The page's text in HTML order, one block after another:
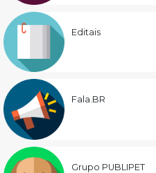
Editais
Fala.BR
Grupo PUBLIPET